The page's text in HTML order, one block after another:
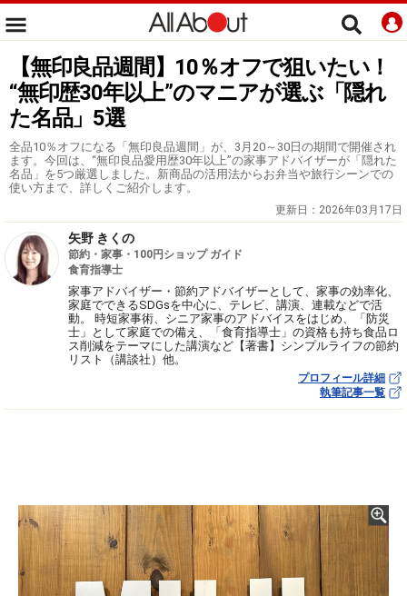
【無印良品週間】10％オフで狙いたい！
“無印歴30年以上”のマニアが選ぶ「隠れ
た名品」5選
全品10％オフになる「無印良品週間」が、3月20～30日の期間で開催され
ます。今回は、“無印良品愛用歴30年以上”の家事アドバイザーが「隠れた
名品」を5つ厳選しました。新商品の活用法からお弁当や旅行シーンでの
使い方まで、詳しくご紹介します。
更新日： 2026年03月17日
矢野 きくの
節約・家事・100円ショップ ガイド
食育指導士
家事アドバイザー・節約アドバイザーとして、家事の効率化、
家庭でできるSDGsを中心に、テレビ、講演、連載などで活
動。 時短家事術、シニア家事のアドバイスをはじめ、「防災
士」として家庭での備え、「食育指導士」の資格も持ち食品ロ
ス削減をテーマにした講演など【著書】シンプルライフの節約
リスト（講談社）他。
プロフィール詳細
執筆記事一覧